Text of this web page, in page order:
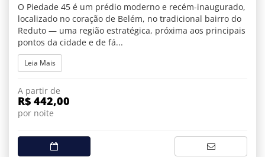
O Piedade 45 é um prédio moderno e recém-inaugurado,
localizado no coração de Belém, no tradicional bairro do
Reduto — uma região estratégica, próxima aos principais
pontos da cidade e de fá...
Leia Mais
A partir de
R$ 442,00
por noite